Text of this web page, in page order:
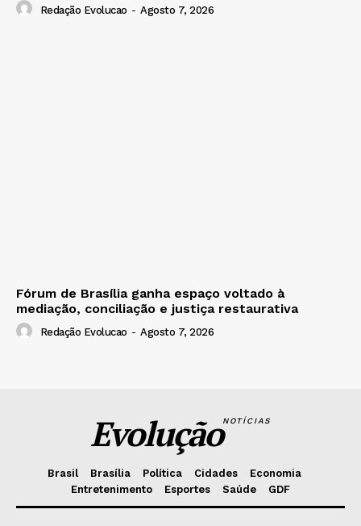
Redação Evolucao - Agosto 7, 2026
Fórum de Brasília ganha espaço voltado à
mediação, conciliação e justiça restaurativa
Redação Evolucao - Agosto 7, 2026
EvoluçãoNOTÍCIAS
Brasil Brasília Política Cidades
Economia
Entretenimento
Esportes Saúde GDF